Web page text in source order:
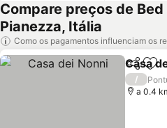
Compare preços de
Pianezza, Itália
Como os pagamentos influenciam os
Partilhar
Casa
/
a 0.4